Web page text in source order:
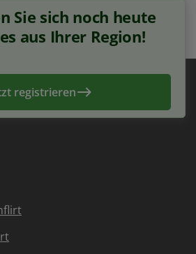
Sie sich noch heute
aus Ihrer Region!
registrieren